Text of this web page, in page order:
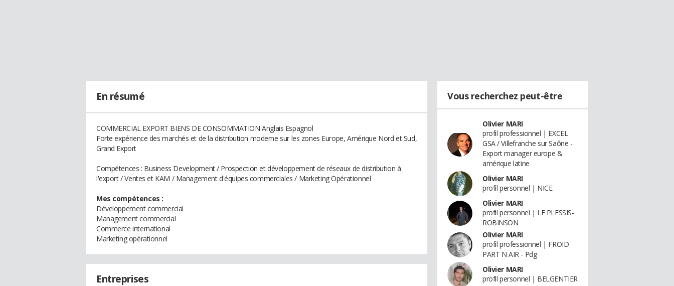
En résumé
COMMERCIAL EXPORT BIENS DE CONSOMMATION Anglais Espagnol
Forte expérience des marchés et de la distribution moderne sur les zones Europe, Amérique Nord et Sud,
Grand Export
Compétences : Business Development / Prospection et développement de réseaux de distribution à
l'export / Ventes et KAM / Management d'équipes commerciales / Marketing Opérationnel
Mes compétences :
Développement commercial
Management commercial
Commerce international
Marketing opérationnel
Entreprises
Vous recherchez peut-être
Olivier MARI
profil professionnel | EXCEL
GSA / Villefranche sur Saône -
Export manager europe &
amérique latine
Olivier MARI
profil personnel | NICE
Olivier MARI
profil personnel | LE PLESSIS-
ROBINSON
Olivier MARI
profil professionnel | FROID
PART N AIR - Pdg
Olivier MARI
profil personnel | BELGENTIER